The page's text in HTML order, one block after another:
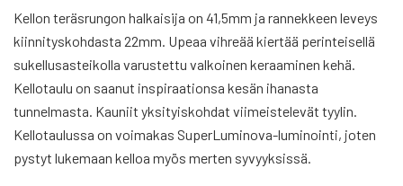
Kellon teräsrungon halkaisija on 41,5mm ja rannekkeen leveys
kiinnityskohdasta 22mm. Upeaa vihreää kiertää perinteisellä
sukellusasteikolla varustettu valkoinen keraaminen kehä.
Kellotaulu on saanut inspiraationsa kesän ihanasta
tunnelmasta. Kauniit yksityiskohdat viimeistelevät tyylin.
Kellotaulussa on voimakas SuperLuminova-luminointi, joten
pystyt lukemaan kelloa myös merten syvyyksissä.